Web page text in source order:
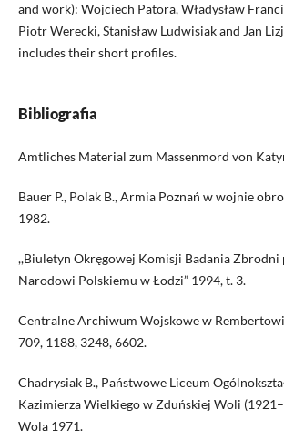
and work): Wojciech Patora, Władysław
Piotr Werecki, Stanisław Ludwisiak and Jan
includes their short profiles.
Bibliografia
Amtliches Material zum Massenmord von
Bauer P., Polak B., Armia Poznań w wojnie
1982.
,,Biuletyn Okręgowej Komisji Badania Zbrodni
Narodowi Polskiemu w Łodzi” 1994, t. 3.
Centralne Archiwum Wojskowe w
709, 1188, 3248, 6602.
Chadrysiak B., Państwowe Liceum
Kazimierza Wielkiego w Zduńskiej Woli
Wola 1971.